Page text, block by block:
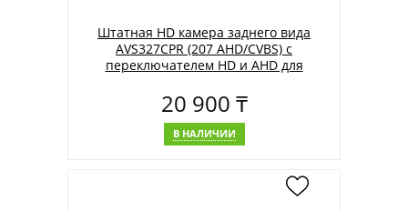
Штатная HD камера заднего вида
AVS327CPR (207 AHD/CVBS) с
переключателем HD и AHD для
20 900 ₸
В НАЛИЧИИ